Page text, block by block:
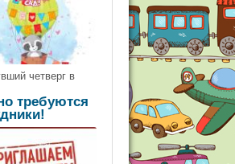
четверг в
требуются